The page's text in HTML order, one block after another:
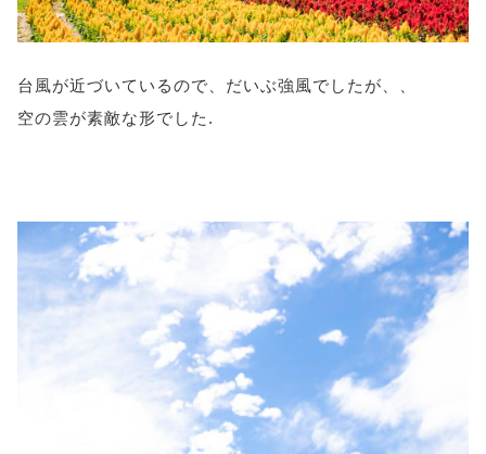
台風が近づいているので、だいぶ強風でしたが、、
空の雲が素敵な形でした.